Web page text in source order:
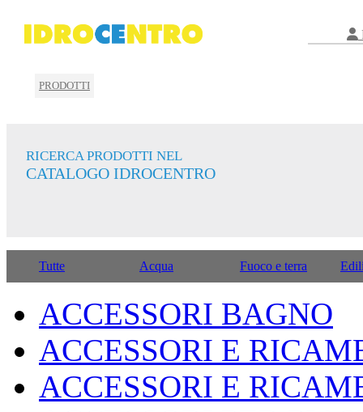
PRODOTTI
RICERCA PRODOTTI NEL
CATALOGO IDROCENTRO
Tutte Acqua Fuoco e terra
ACCESSORI BAGNO
ACCESSORI E
ACCESSORI E